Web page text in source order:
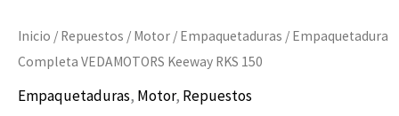
Inicio / Repuestos / Motor / Empaquetaduras / Empaquetadura
Completa VEDAMOTORS Keeway RKS 150
Empaquetaduras, Motor, Repuestos